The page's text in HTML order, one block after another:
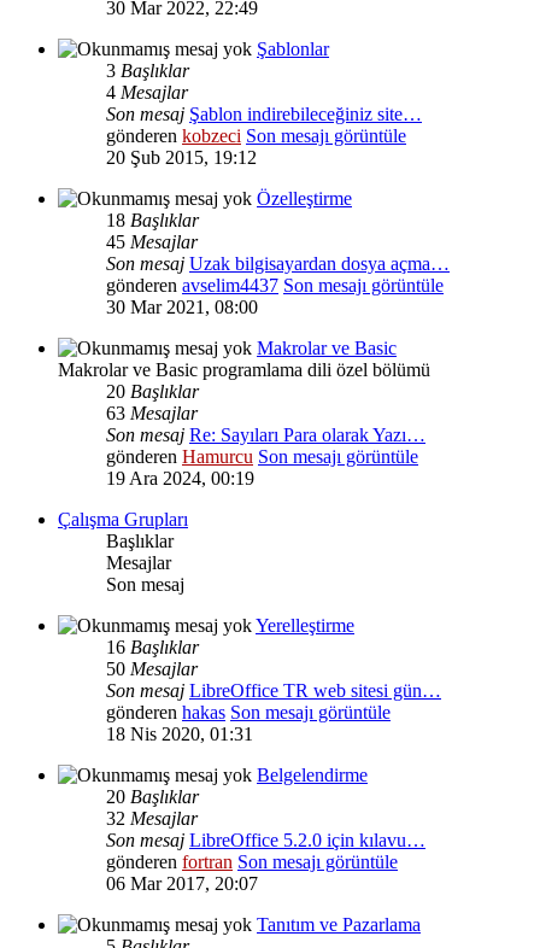
30 Mar 2022, 22:49
Şablonlar
3 Başlıklar
4 Mesajlar
Son mesaj Şablon indirebileceğiniz site…
gönderen kobzeci Son mesajı görüntüle
20 Şub 2015, 19:12
Özelleştirme
18 Başlıklar
45 Mesajlar
Son mesaj Uzak bilgisayardan dosya açma…
gönderen avselim4437 Son mesajı görüntüle
30 Mar 2021, 08:00
Makrolar ve Basic
Makrolar ve Basic programlama dili özel bölümü
20 Başlıklar
63 Mesajlar
Son mesaj Re: Sayıları Para olarak Yazı…
gönderen Hamurcu Son mesajı görüntüle
19 Ara 2024, 00:19
Çalışma Grupları
Başlıklar
Mesajlar
Son mesaj
Yerelleştirme
16 Başlıklar
50 Mesajlar
Son mesaj LibreOffice TR web sitesi gün…
gönderen hakas Son mesajı görüntüle
18 Nis 2020, 01:31
Belgelendirme
20 Başlıklar
32 Mesajlar
Son mesaj LibreOffice 5.2.0 için kılavu…
gönderen fortran Son mesajı görüntüle
06 Mar 2017, 20:07
Tanıtım ve Pazarlama